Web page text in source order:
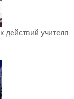
учителя